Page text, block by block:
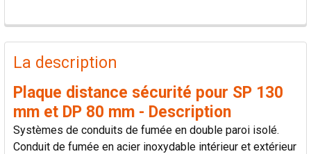
PRODUITS
FRÉQUEMMENT
ACHETÉS
SÉLECTIONNER
La description
Plaque distance sécurité pour SP 130
mm et DP 80 mm - Description
Systèmes de conduits de fumée en double paroi isolé.
Conduit de fumée en acier inoxydable intérieur et extérieur